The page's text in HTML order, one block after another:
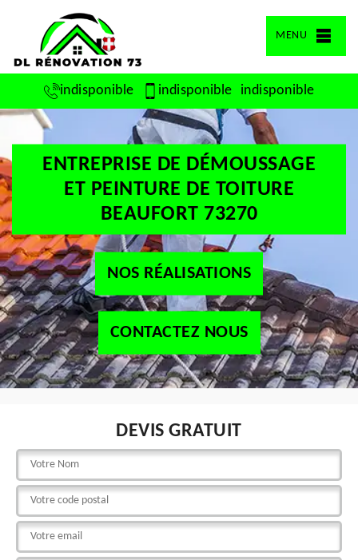
MENU
indisponible indisponible indisponible
ENTREPRISE DE DÉMOUSSAGE
ET PEINTURE DE TOITURE
BEAUFORT 73270
NOS RÉALISATIONS
CONTACTEZ NOUS
DEVIS GRATUIT